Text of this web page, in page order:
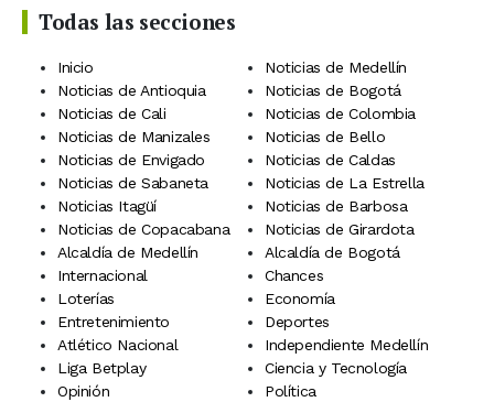
Todas las secciones
Inicio
Noticias de Medellín
Noticias de Antioquia
Noticias de Bogotá
Noticias de Cali
Noticias de Colombia
Noticias de Manizales
Noticias de Bello
Noticias de Envigado
Noticias de Caldas
Noticias de Sabaneta
Noticias de La Estrella
Noticias Itagüí
Noticias de Barbosa
Noticias de Copacabana
Noticias de Girardota
Alcaldía de Medellín
Alcaldía de Bogotá
Internacional
Chances
Loterías
Economía
Entretenimiento
Deportes
Atlético Nacional
Independiente Medellín
Liga Betplay
Ciencia y Tecnología
Opinión
Política